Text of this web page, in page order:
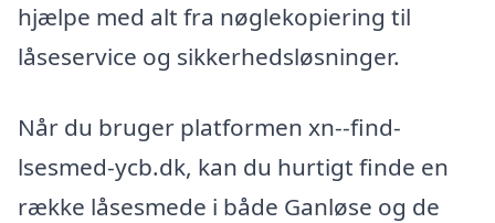
hjælpe med alt fra nøglekopiering til
låseservice og sikkerhedsløsninger.
Når du bruger platformen xn--find-
lsesmed-ycb.dk, kan du hurtigt finde en
række låsesmede i både Ganløse og de